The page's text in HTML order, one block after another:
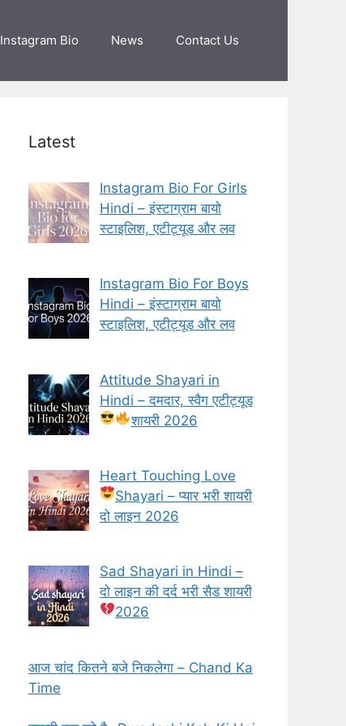
Instagram Bio News Contact Us
Latest
Instagram Bio For Girls
Hindi – इंस्टाग्राम बायो
स्टाइलिश, एटीट्यूड और लव
Instagram Bio For Boys
Hindi – इंस्टाग्राम बायो
स्टाइलिश, एटीट्यूड और लव
Attitude Shayari in
Hindi – दमदार, स्वैग एटीट्यूड
शायरी 2026
Heart Touching Love
Shayari– प्यार भरी शायरी
दो लाइन 2026
Sad Shayari in Hindi –
दो लाइन की दर्द भरी सैड शायरी
2026
आज चांद कितने बजे निकलेगा – Chand Ka
Time